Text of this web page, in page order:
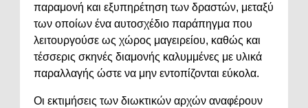
παραμονή και εξυπηρέτηση των δραστών, μεταξύ
των οποίων ένα αυτοσχέδιο παράπηγμα που
λειτουργούσε ως χώρος μαγειρείου, καθώς και
τέσσερις σκηνές διαμονής καλυμμένες με υλικά
παραλλαγής ώστε να μην εντοπίζονται εύκολα.
Οι εκτιμήσεις των διωκτικών αρχών αναφέρουν